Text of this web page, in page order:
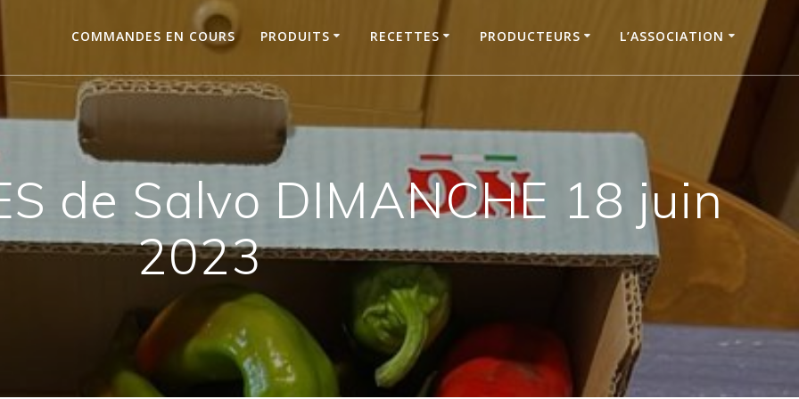
COMMANDES EN COURS PRODUITS RECETTES PRODUCTEURS L’ASSOCIATION
de Salvo DIMANCHE 18 juin
2023